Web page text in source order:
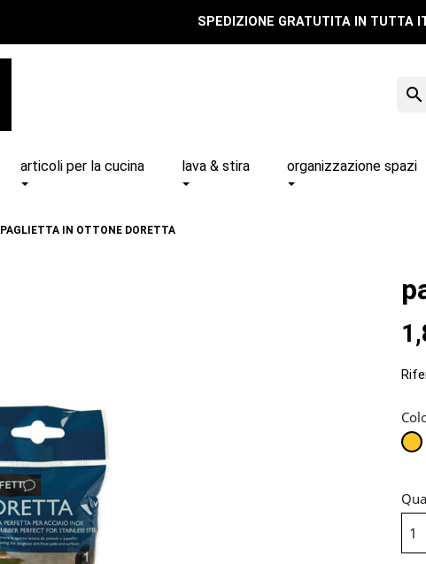
SPEDIZIONE GRATUTITA IN TUTTA
search
articoli per la cucina lava & stira organizzazione spazi
PAGLIETTA IN OTTONE DORETTA